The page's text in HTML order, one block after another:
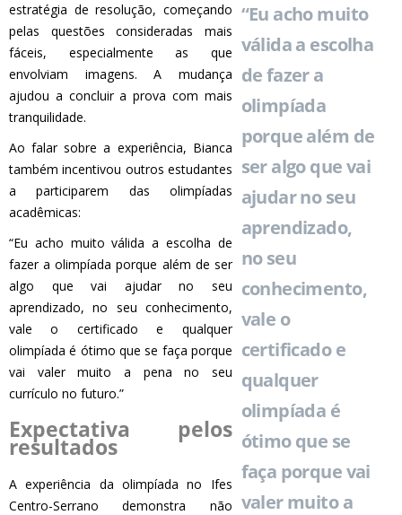
“Eu acho muito
válida a escolha
de fazer a
olimpíada
porque além de
ser algo que vai
ajudar no seu
aprendizado,
no seu
conhecimento,
vale o
certificado e
qualquer
olimpíada é
ótimo que se
faça porque vai
valer muito a
estratégia de resolução, começando
pelas questões consideradas mais
fáceis, especialmente as que
envolviam imagens. A mudança
ajudou a concluir a prova com mais
tranquilidade.
Ao falar sobre a experiência, Bianca
também incentivou outros estudantes
a participarem das olimpíadas
acadêmicas:
“Eu acho muito válida a escolha de
fazer a olimpíada porque além de ser
algo que vai ajudar no seu
aprendizado, no seu conhecimento,
vale o certificado e qualquer
olimpíada é ótimo que se faça porque
vai valer muito a pena no seu
currículo no futuro.”
Expectativa pelos
resultados
A experiência da olimpíada no Ifes
Centro-Serrano demonstra não